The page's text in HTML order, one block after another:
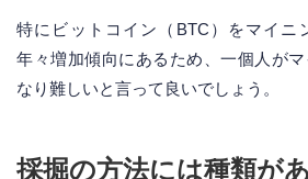
特にビットコイン（BTC）をマイニ
年々増加傾向にあるため、一個人が
なり難しいと言って良いでしょう。
採掘の方法には種類が